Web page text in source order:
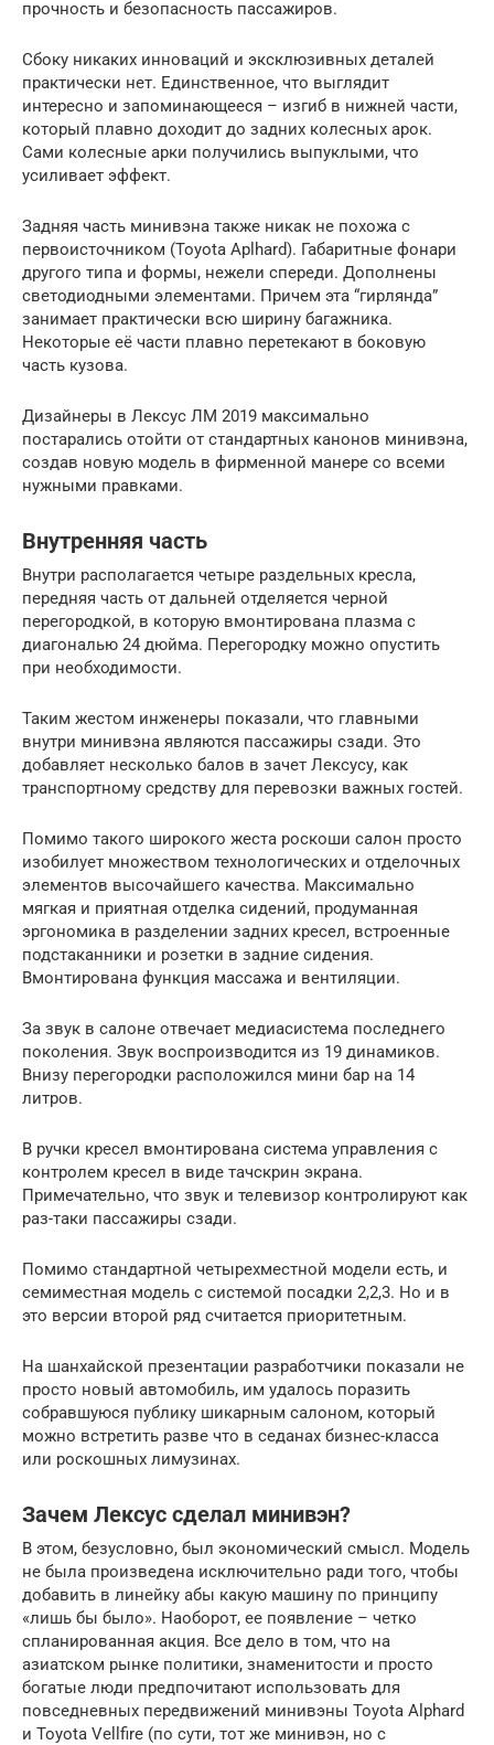
прочность и безопасность пассажиров.
Сбоку никаких инноваций и эксклюзивных деталей
практически нет. Единственное, что выглядит
интересно и запоминающееся – изгиб в нижней части,
который плавно доходит до задних колесных арок.
Сами колесные арки получились выпуклыми, что
усиливает эффект.
Задняя часть минивэна также никак не похожа с
первоисточником (Toyota Aplhard). Габаритные фонари
другого типа и формы, нежели спереди. Дополнены
светодиодными элементами. Причем эта “гирлянда”
занимает практически всю ширину багажника.
Некоторые её части плавно перетекают в боковую
часть кузова.
Дизайнеры в Лексус ЛМ 2019 максимально
постарались отойти от стандартных канонов минивэна,
создав новую модель в фирменной манере со всеми
нужными правками.
Внутренняя часть
Внутри располагается четыре раздельных кресла,
передняя часть от дальней отделяется черной
перегородкой, в которую вмонтирована плазма с
диагональю 24 дюйма. Перегородку можно опустить
при необходимости.
Таким жестом инженеры показали, что главными
внутри минивэна являются пассажиры сзади. Это
добавляет несколько балов в зачет Лексусу, как
транспортному средству для перевозки важных гостей.
Помимо такого широкого жеста роскоши салон просто
изобилует множеством технологических и отделочных
элементов высочайшего качества. Максимально
мягкая и приятная отделка сидений, продуманная
эргономика в разделении задних кресел, встроенные
подстаканники и розетки в задние сидения.
Вмонтирована функция массажа и вентиляции.
За звук в салоне отвечает медиасистема последнего
поколения. Звук воспроизводится из 19 динамиков.
Внизу перегородки расположился мини бар на 14
литров.
В ручки кресел вмонтирована система управления с
контролем кресел в виде тачскрин экрана.
Примечательно, что звук и телевизор контролируют как
раз-таки пассажиры сзади.
Помимо стандартной четырехместной модели есть, и
семиместная модель с системой посадки 2,2,3. Но и в
это версии второй ряд считается приоритетным.
На шанхайской презентации разработчики показали не
просто новый автомобиль, им удалось поразить
собравшуюся публику шикарным салоном, который
можно встретить разве что в седанах бизнес-класса
или роскошных лимузинах.
Зачем Лексус сделал минивэн?
В этом, безусловно, был экономический смысл. Модель
не была произведена исключительно ради того, чтобы
добавить в линейку абы какую машину по принципу
«лишь бы было». Наоборот, ее появление – четко
спланированная акция. Все дело в том, что на
азиатском рынке политики, знаменитости и просто
богатые люди предпочитают использовать для
повседневных передвижений минивэны Toyota Alphard
и Toyota Vellfire (по сути, тот же минивэн, но с